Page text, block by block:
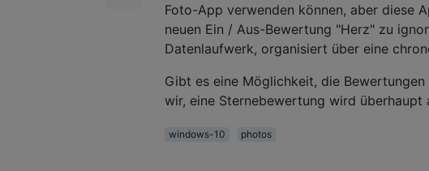
Foto-App verwenden können, aber diese
neuen Ein / Aus-Bewertung "Herz" zu
Datenlaufwerk, organisiert über eine
Gibt es eine Möglichkeit, die
wir, eine Sternebewertung wird
windows-10 photos